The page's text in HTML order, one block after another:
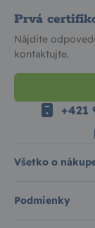
Prvá
Nájdite
kontaktujte.
Všetko o
Podmienky
+421